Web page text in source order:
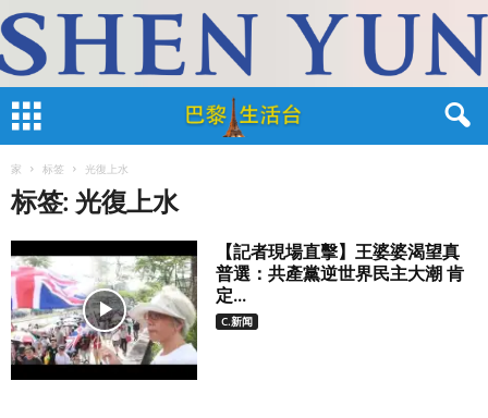
家 标签 光復上水
标签: 光復上水
【記者現場直擊】王婆婆渴望真
普選：共產黨逆世界民主大潮 肯
定...
C.新闻